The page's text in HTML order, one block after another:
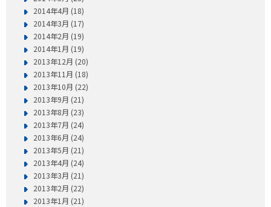
2014年4月 (18)
2014年3月 (17)
2014年2月 (19)
2014年1月 (19)
2013年12月 (20)
2013年11月 (18)
2013年10月 (22)
2013年9月 (21)
2013年8月 (23)
2013年7月 (24)
2013年6月 (24)
2013年5月 (21)
2013年4月 (24)
2013年3月 (21)
2013年2月 (22)
2013年1月 (21)